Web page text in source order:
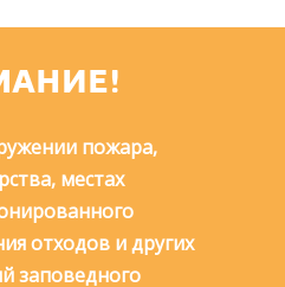
пожара,
местах
отходов и других
заповедного